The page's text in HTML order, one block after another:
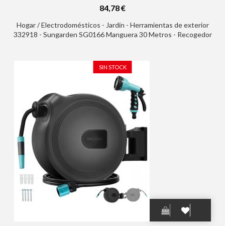
84,78 €
Hogar / Electrodomésticos - Jardín - Herramientas de exterior
332918 - Sungarden SG0166 Manguera 30 Metros - Recogedor
SIN STOCK